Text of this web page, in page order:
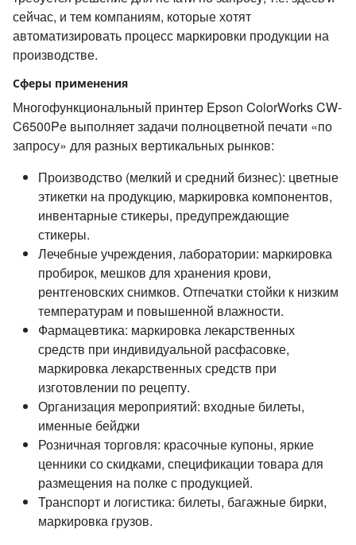
сейчас, и тем компаниям, которые хотят
автоматизировать процесс маркировки продукции на
производстве.
Сферы применения
Многофункциональный принтер Epson ColorWorks CW-
C6500Pe выполняет задачи полноцветной печати «по
запросу» для разных вертикальных рынков:
Производство (мелкий и средний бизнес): цветные
этикетки на продукцию, маркировка компонентов,
инвентарные стикеры, предупреждающие
стикеры.
Лечебные учреждения, лаборатории: маркировка
пробирок, мешков для хранения крови,
рентгеновских снимков. Отпечатки стойки к низким
температурам и повышенной влажности.
Фармацевтика: маркировка лекарственных
средств при индивидуальной расфасовке,
маркировка лекарственных средств при
изготовлении по рецепту.
Организация мероприятий: входные билеты,
именные бейджи
Розничная торговля: красочные купоны, яркие
ценники со скидками, спецификации товара для
размещения на полке с продукцией.
Транспорт и логистика: билеты, багажные бирки,
маркировка грузов.